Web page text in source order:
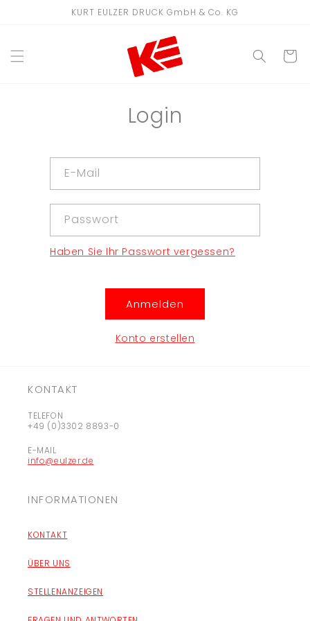
KURT EULZER DRUCK GmbH & Co. KG
Login
E-Mail
Passwort
Haben Sie Ihr Passwort vergessen?
Anmelden
Konto erstellen
KONTAKT
TELEFON
+49 (0)3302 8893-0
E-MAIL
info@eulzer.de
INFORMATIONEN
KONTAKT
ÜBER UNS
STELLENANZEIGEN